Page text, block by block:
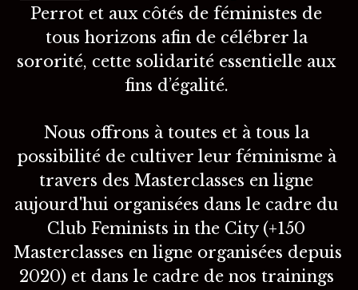
Perrot et aux côtés de féministes de
tous horizons afin de célébrer la
sororité, cette solidarité essentielle aux
fins d’égalité.
Nous offrons à toutes et à tous la
possibilité de cultiver leur féminisme à
travers des Masterclasses en ligne
aujourd'hui organisées dans le cadre du
Club Feminists in the City (+150
Masterclasses en ligne organisées depuis
2020) et dans le cadre de nos trainings